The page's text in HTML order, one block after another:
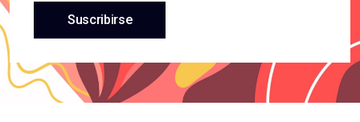
Suscribirse